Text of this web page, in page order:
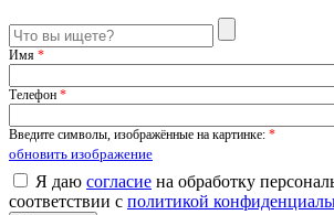
Имя *
Телефон *
Введите символы, изображённые на картинке: *
обновить изображение
Я даю согласие на обработку
соответствии с политикой